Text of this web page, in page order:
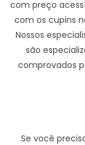
com preço
com os cupins
Nossos
são
comprovados
Se você